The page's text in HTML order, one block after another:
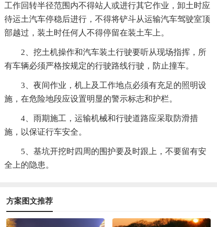
工作回转半径范围内不得站人或进行其它作业，卸土时应
待运土汽车停稳后进行，不得将铲斗从运输汽车驾驶室顶
部越过，装土时任何人不得停留在装土车上。
2、挖土机操作和汽车装土行驶要听从现场指挥，所
有车辆必须严格按规定的行驶路线行驶，防止撞车。
3、夜间作业，机上及工作地点必须有充足的照明设
施，在危险地段应设置明显的警示标志和护栏。
4、雨期施工，运输机械和行驶道路应采取防滑措
施，以保证行车安全。
5、基坑开挖时四周的围护要及时跟上，不要留有安
全上的隐患。
方案图文推荐